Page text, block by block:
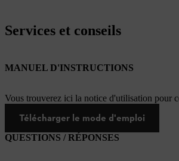
Services et conseils
MANUEL D'INSTRUCTIONS
Vous trouverez ici la notice d'utilisation pour
Télécharger le mode d'emploi
QUESTIONS / RÉPONSES